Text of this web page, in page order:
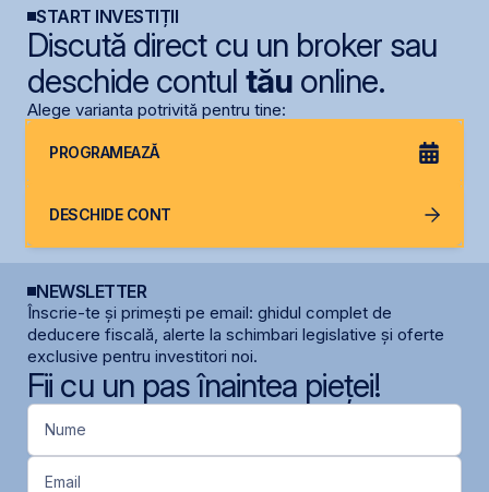
START INVESTIȚII
Discută direct cu un broker sau
deschide contul tăuonline.
Alege varianta potrivită pentru tine:
PROGRAMEAZĂ
DESCHIDE CONT
NEWSLETTER
Înscrie-te și primești pe email: ghidul complet de
deducere fiscală, alerte la schimbari legislative și oferte
exclusive pentru investitori noi.
Fii cu un pas înaintea pieței!
Nume
Email